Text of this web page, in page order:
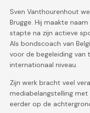
Sven Vanthourenhout
Brugge. Hij maakte
stapte na zijn actieve
Als bondscoach van
voor de begeleiding van
internationaal niveau.
Zijn werk bracht veel
mediabelangstelling
eerder op de